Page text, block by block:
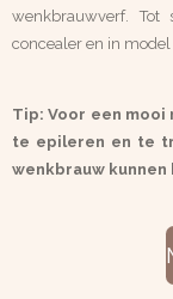
wenkbrauwverf.
concealer en in
Tip: Voor een
te epileren en te
wenkbrauw kunnen